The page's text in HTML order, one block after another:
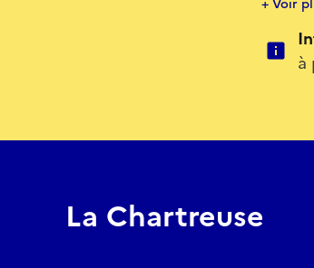
instant
l’œil ne
+ Voir
à
La Chartreuse